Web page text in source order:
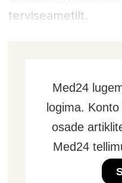
terviseametilt.
Med24
logima.
osade
Med24